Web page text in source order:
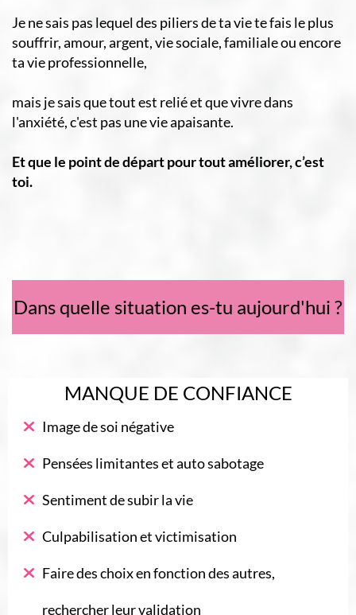
Je ne sais pas lequel des piliers de ta vie te fais le plus
souffrir, amour, argent, vie sociale, familiale ou encore
ta vie professionnelle,
mais je sais que tout est relié et que vivre dans
l'anxiété, c'est pas une vie apaisante.
Et que le point de départ pour tout améliorer, c’est
toi.
Dans quelle situation es-tu aujourd'hui ?
MANQUE DE CONFIANCE
Image de soi négative
Pensées limitantes et auto sabotage
Sentiment de subir la vie
Culpabilisation et victimisation
Faire des choix en fonction des autres,
rechercher leur validation